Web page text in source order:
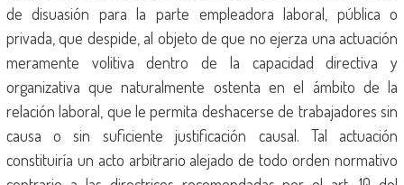
de disuasión para la parte empleadora laboral, pública o
privada, que despide, al objeto de que no ejerza una actuación
meramente volitiva dentro de la capacidad directiva y
organizativa que naturalmente ostenta en el ámbito de la
relación laboral, que le permita deshacerse de trabajadores sin
causa o sin suficiente justificación causal. Tal actuación
constituiría un acto arbitrario alejado de todo orden normativo